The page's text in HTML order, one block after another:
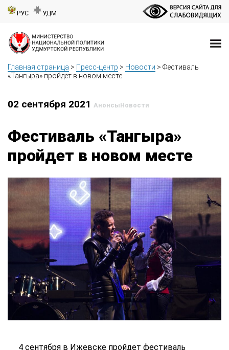
РУС УДМ
Главная страница > Пресс-центр > Новости > Фестиваль
«Тангыра» пройдет в новом месте
02 сентября 2021 АнонсыНовости
Фестиваль «Тангыра»
пройдет в новом месте
4 сентября в Ижевске пройдет фестиваль